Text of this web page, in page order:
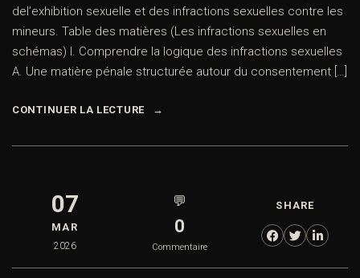
del’exhibition sexuelle et des infractions sexuelles contre les
mineurs. Table des matières (Les infractions sexuelles en
schémas) I. Comprendre la logique des infractions sexuelles
A. Une matière pénale structurée autour du consentement […]
CONTINUER LA LECTURE
07
MAR
2026
💬
0
Commentaire
SHARE